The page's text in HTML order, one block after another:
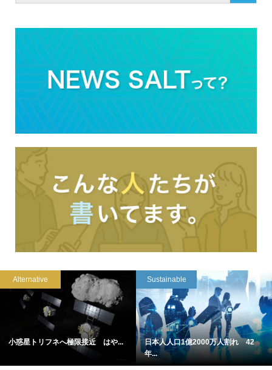
Alternative
小惑星トリフネへ極限接近 はや...
Sustainable
日本人人口1億2000万人割れ 42
年...